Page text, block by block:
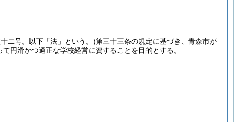
二号。以下「法」という。)第三十三条の規定に基づき、青森市が
円滑かつ適正な学校経営に資することを目的とする。